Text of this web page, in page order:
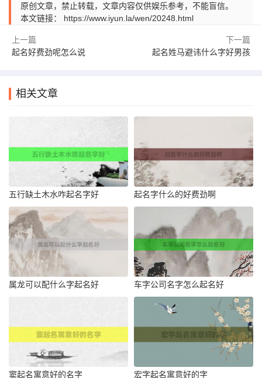
原创文章，禁止转载，文章内容仅供娱乐参考，不能盲信。
本文链接： https://www.iyun.la/wen/20248.html
上一篇
起名好费劲呢怎么说
下一篇
起名姓马避讳什么字好男孩
相关文章
五行缺土木水咋起名字好 起名字什么的好费劲啊
属龙可以配什么字起名好 车字公司名字怎么起名好
窦起名寓意好的名字 宏字起名寓意好的字